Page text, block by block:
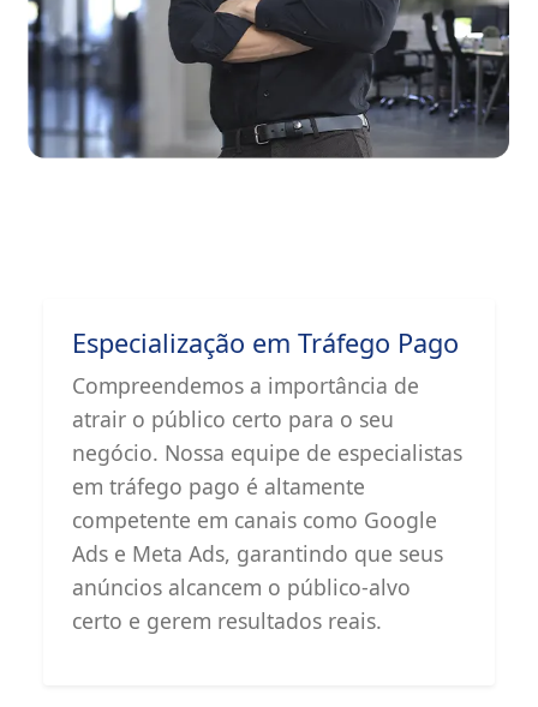
Especialização em Tráfego Pago
Compreendemos a importância de
atrair o público certo para o seu
negócio. Nossa equipe de especialistas
em tráfego pago é altamente
competente em canais como Google
Ads e Meta Ads, garantindo que seus
anúncios alcancem o público-alvo
certo e gerem resultados reais.